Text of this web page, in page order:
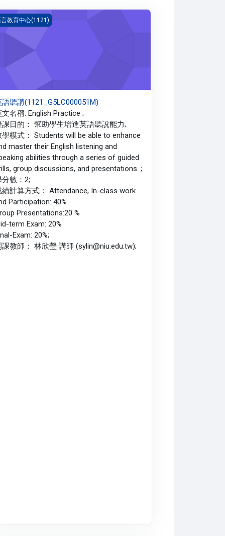
聽講(1121_G5LC000051M)
教育中心(1121)
語聽講(1121_G5LC000051M)
文名稱: English Practice ;
課目的： 幫助學生增進英語聽說能力;
學模式： Students will be able to enhance
master their English listening and
abilities through a series of guided
group discussions, and presentations. ;
分數：2;
績計算方式： Attendance, In-class work
Participation: 40%
Presentations:20 %
term Exam: 20%
Exam: 20%;
課教師： 林欣瑩 講師 (sylin@niu.edu.tw);